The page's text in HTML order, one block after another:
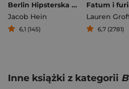
Berlin Hipsterska stolica Europy
Jacob Hein
6,1 (145)
Fatum i
Lauren
6,7 (2781)
Inne książki z kategorii